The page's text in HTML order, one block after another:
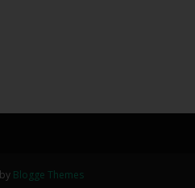
Blogge Themes